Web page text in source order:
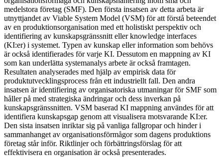
medelstora företag (SMF). Den första insatsen av detta arbeta är
utnyttjandet av Viable System Model (VSM) för att förstå beteendet
av en produktionsorganisation med ett holistiskt perspektiv och
identifiering av kunskapsgränssnitt eller knowledge interfaces
(KI:er) i systemet. Typen av kunskap eller information som behövs
är också identifierades för varje KI. Dessutom en mappning av KI
som kan underlätta systemanalys arbete är också framtagen.
Resultaten analyserades med hjälp av empirisk data för
produktutvecklingsprocess från ett industriellt fall. Den andra
insatsen är identifiering av organisatoriska utmaningar för SMF som
håller på med strategiska ändringar och dess inverkan på
kunskapsgränssnitten. VSM baserad KI mappning användes för att
identifiera kunskapsgap genom att visualisera motsvarande KI:er.
Den sista insatsen inriktar sig på vanliga fallgropar och hinder i
sammanhanget av organisationsförmågor som dagens produktions
företag står inför. Riktlinjer och förbättringsförslag för att
effektivisera en organisation är också presenterades.